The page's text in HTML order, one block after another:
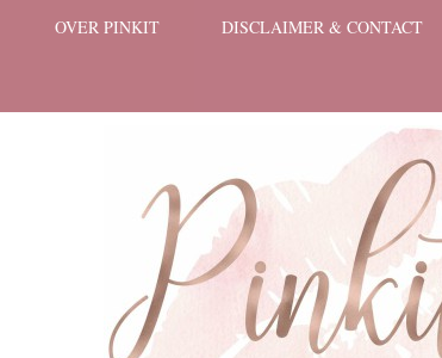
OVER PINKIT DISCLAIMER & CONTACT